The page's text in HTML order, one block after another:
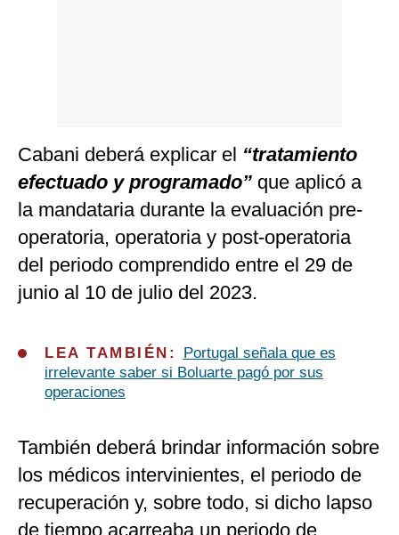
Cabani deberá explicar el “tratamiento
efectuado y programado” que aplicó a
la mandataria durante la evaluación pre-
operatoria, operatoria y post-operatoria
del periodo comprendido entre el 29 de
junio al 10 de julio del 2023.
LEA TAMBIÉN:
Portugal señala que es
irrelevante saber si Boluarte pagó por sus
operaciones
También deberá brindar información sobre
los médicos intervinientes, el periodo de
recuperación y, sobre todo, si dicho lapso
de tiempo acarreaba un periodo de